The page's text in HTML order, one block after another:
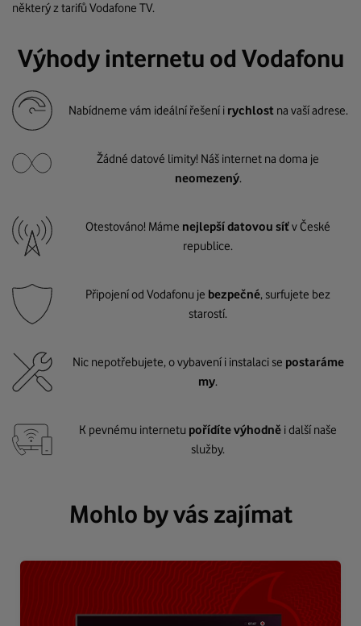
některý z tarifů Vodafone TV.
Výhody internetu od Vodafonu
Nabídneme vám ideální řešení i rychlost na vaší adrese.
Žádné datové limity! Náš internet na doma je
neomezený.
Otestováno! Máme nejlepší datovou síťv České
republice.
Připojení od Vodafonu je bezpečné, surfujete bez
starostí.
Nic nepotřebujete, o vybavení i instalaci se postaráme
my.
K pevnému internetu pořídíte výhodně i další naše
služby.
Mohlo by vás zajímat